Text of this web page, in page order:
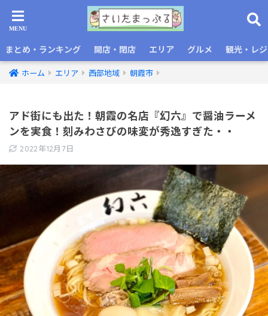
まとめ・ランキング 開店・閉店 エリア グルメ 観光・レ
ホーム エリア 西部地域 朝霞市
アド街にも出た！朝霞の名店『幻六』で醤油ラーメ
ンを実食！刻みわさびの味変が秀逸すぎた・・
2022年12月7日